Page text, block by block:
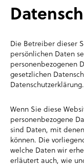
Die Betreiber dieser
persönlichen Daten
personenbezogenen
gesetzlichen
Datenschutzerklärung.
Wenn Sie diese
personenbezogene
sind Daten, mit
können. Die
welche Daten wir
erläutert auch, wie